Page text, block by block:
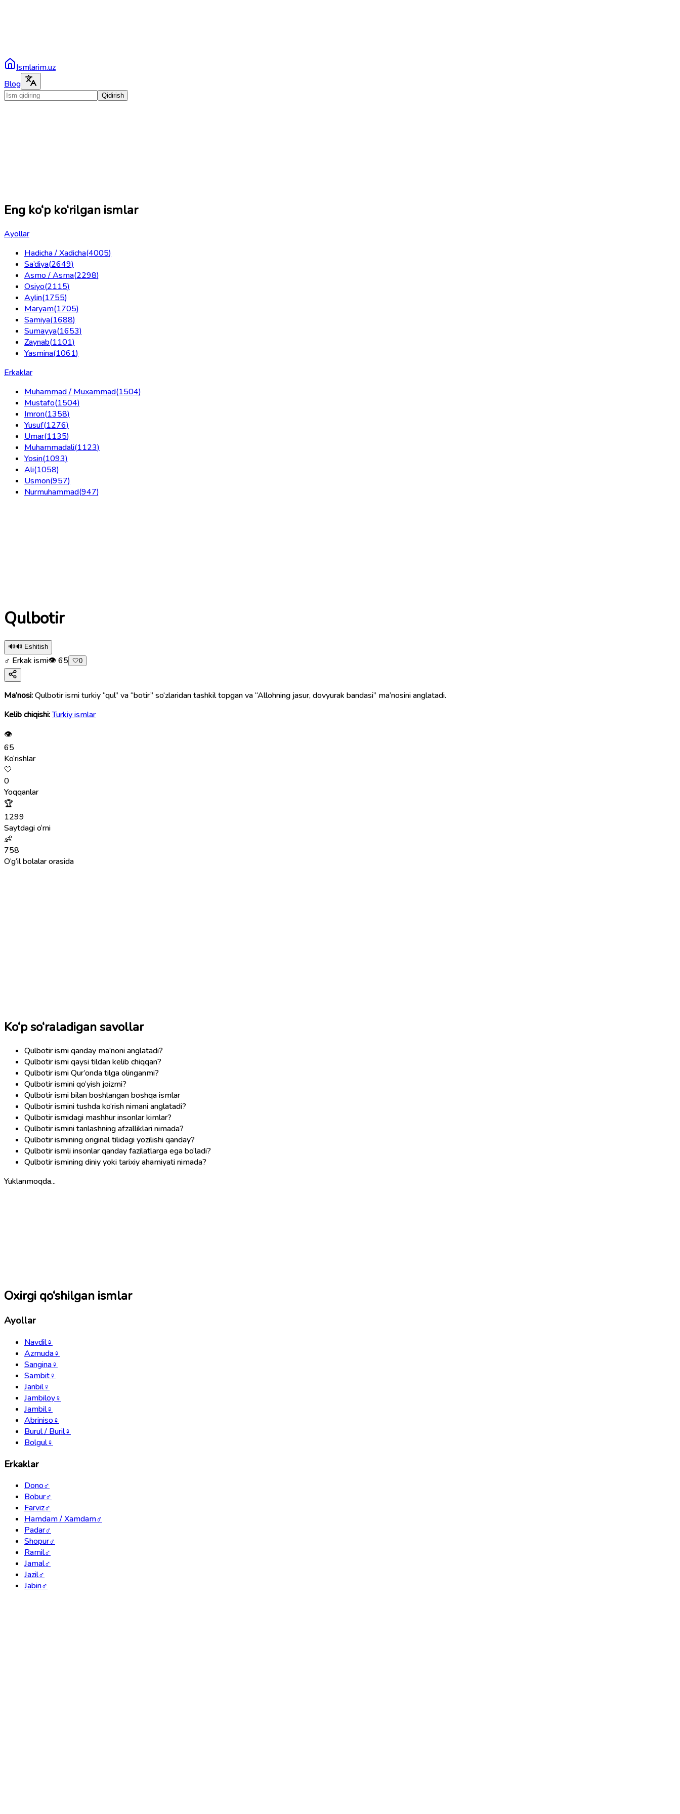
Ismlarim.uz
Blog
Qidirish
Eng ko‘p ko‘rilgan ismlar
Ayollar
Hadicha / Xadicha(4005)
Sa’diya(2649)
Asmo / Asma(2298)
Osiyo(2115)
Aylin(1755)
Maryam(1705)
Samiya(1688)
Sumayya(1653)
Zaynab(1101)
Yasmina(1061)
Erkaklar
Muhammad / Muxammad(1504)
Mustafo(1504)
Imron(1358)
Yusuf(1276)
Umar(1135)
Muhammadali(1123)
Yosin(1093)
Ali(1058)
Usmon(957)
Nurmuhammad(947)
Qulbotir
🔊🔊 Eshitish
♂ Erkak ismi👁65 🤍0
Ma’nosi:Qulbotir ismi turkiy “qul” va “botir” so‘zlaridan tashkil topgan va “Allohning jasur, dovyurak bandasi” ma’nosini anglatadi.
Kelib chiqishi:Turkiy ismlar
👁
65
Ko‘rishlar
🤍
0
Yoqqanlar
🏆
1299
Saytdagi o‘rni
👶
758
O‘g‘il bolalar orasida
Ko‘p so‘raladigan savollar
Qulbotir ismi qanday ma’noni anglatadi?
Qulbotir ismi qaysi tildan kelib chiqqan?
Qulbotir ismi Qur’onda tilga olinganmi?
Qulbotir ismini qo‘yish joizmi?
Qulbotir ismi bilan boshlangan boshqa ismlar
Qulbotir ismini tushda ko‘rish nimani anglatadi?
Qulbotir ismidagi mashhur insonlar kimlar?
Qulbotir ismini tanlashning afzalliklari nimada?
Qulbotir ismining original tilidagi yozilishi qanday?
Qulbotir ismli insonlar qanday fazilatlarga ega bo‘ladi?
Qulbotir ismining diniy yoki tarixiy ahamiyati nimada?
Yuklanmoqda...
Oxirgi qo‘shilgan ismlar
Ayollar
Navdil♀
Azmuda♀
Sangina♀
Sambit♀
Janbil♀
Jambiloy♀
Jambil♀
Abriniso♀
Burul / Buril♀
Bolgul♀
Erkaklar
Dono♂
Bobur♂
Farviz♂
Hamdam / Xamdam♂
Padar♂
Shopur♂
Ramil♂
Jamal♂
Jazil♂
Jabin♂